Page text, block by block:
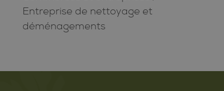
Entreprise de nettoyage et
déménagements